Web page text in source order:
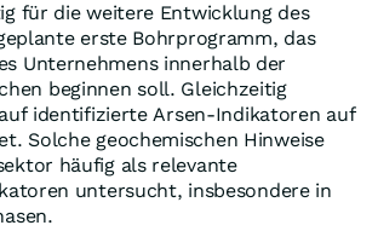
für die weitere Entwicklung des
erste Bohrprogramm, das
Unternehmens innerhalb der
beginnen soll. Gleichzeitig
identifizierte Arsen-Indikatoren auf
Solche geochemischen Hinweise
häufig als relevante
untersucht, insbesondere in